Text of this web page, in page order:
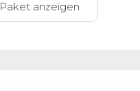
Paket anzeigen